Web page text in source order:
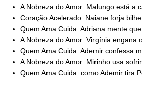
A Nobreza do Amor: Malungo está a
Coração Acelerado: Naiane forja
Quem Ama Cuida: Adriana mente
A Nobreza do Amor: Virgínia engana
Quem Ama Cuida: Ademir confessa
A Nobreza do Amor: Mirinho usa
Quem Ama Cuida: como Ademir tira